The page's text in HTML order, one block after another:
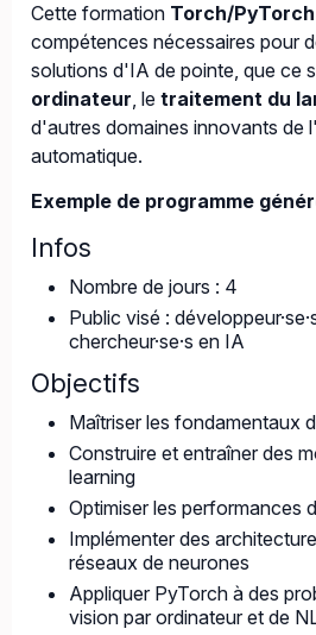
Cette formation Torch/PyTorch
compétences nécessaires pour
solutions d'IA de pointe, que ce
ordinateur, le traitement du
d'autres domaines innovants de
automatique.
Exemple de programme
Infos
Nombre de jours : 4
Public visé :
chercheur·se·s en IA
Objectifs
Maîtriser les fondamentaux
Construire et entraîner des
learning
Optimiser les performances
Implémenter des
réseaux de neurones
Appliquer PyTorch à des
vision par ordinateur et de